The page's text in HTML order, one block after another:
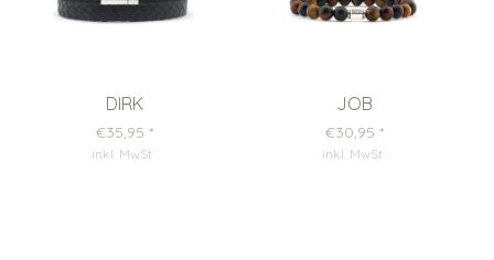
DIRK
€35,95 *
inkl. MwSt
JOB
€30,95 *
inkl. MwSt